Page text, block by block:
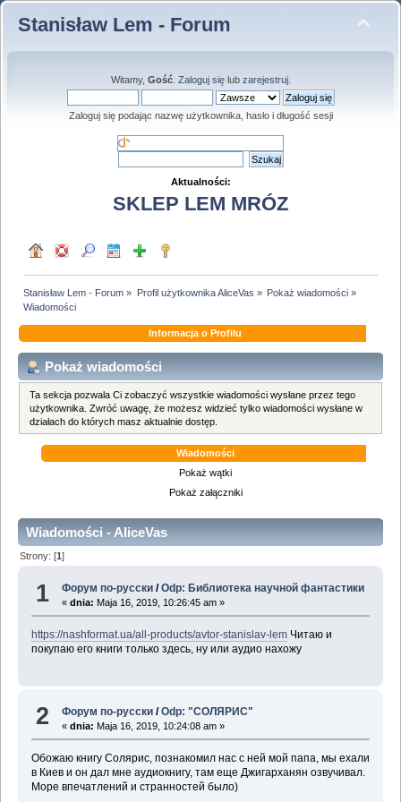
Stanisław Lem - Forum
Witamy, Gość. Zaloguj sięlub zarejestruj.
Zaloguj się podając nazwę użytkownika, hasło i długość sesji
Aktualności:
SKLEP LEM MRÓZ
Stanisław Lem - Forum » Profil użytkownika AliceVas » Pokaż wiadomości»
Wiadomości
Informacja o Profilu
Pokaż wiadomości
Ta sekcja pozwala Ci zobaczyć wszystkie wiadomości wysłane przez tego
użytkownika. Zwróć uwagę, że możesz widzieć tylko wiadomości wysłane w
działach do których masz aktualnie dostęp.
Wiadomości
Pokaż wątki
Pokaż załączniki
Wiadomości - AliceVas
Strony: [1]
1 Форум по-русски /Odp: Библиотека научной фантастики
«dnia: Maja 16, 2019, 10:26:45 am »
https://nashformat.ua/all-products/avtor-stanislav-lemЧитаю и
покупаю его книги только здесь, ну или аудио нахожу
2 Форум по-русски /Odp: "СОЛЯРИС"
«dnia: Maja 16, 2019, 10:24:08 am »
Обожаю книгу Солярис, познакомил нас с ней мой папа, мы ехали
в Киев и он дал мне аудиокнигу, там еще Джигарханян озвучивал.
Море впечатлений и странностей было)